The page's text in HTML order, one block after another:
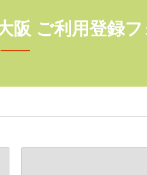
阪 ご利用登録